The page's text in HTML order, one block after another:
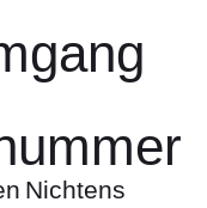
Nichtens